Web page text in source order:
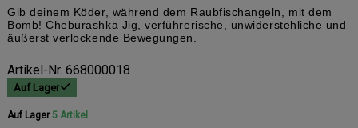
Gib deinem Köder, während dem Raubfischangeln, mit dem
Bomb! Cheburashka Jig, verführerische, unwiderstehliche und
äußerst verlockende Bewegungen.
Artikel-Nr. 668000018
Auf Lager
Auf Lager 5 Artikel